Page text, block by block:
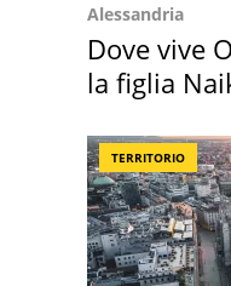
Alessandria
Dove vive
la figlia
TERRITORIO